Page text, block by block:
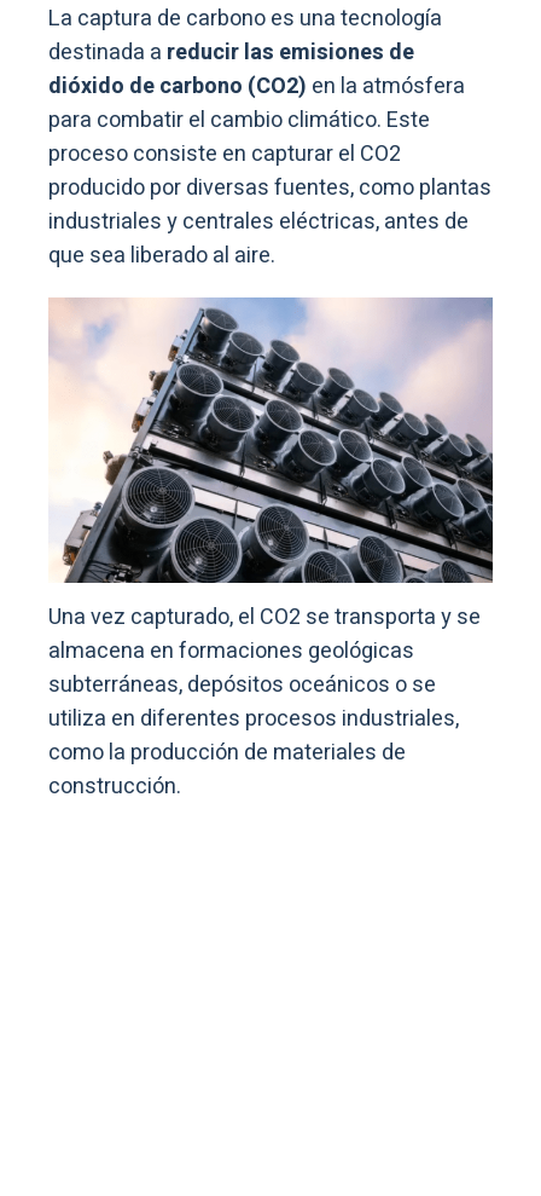
La captura de carbono es una tecnología
destinada a reducir las emisiones de
dióxido de carbono (CO2) en la atmósfera
para combatir el cambio climático. Este
proceso consiste en capturar el CO2
producido por diversas fuentes, como plantas
industriales y centrales eléctricas, antes de
que sea liberado al aire.
Una vez capturado, el CO2 se transporta y se
almacena en formaciones geológicas
subterráneas, depósitos oceánicos o se
utiliza en diferentes procesos industriales,
como la producción de materiales de
construcción.